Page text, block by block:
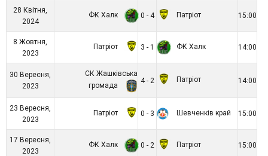
28 Квітня,
2024
ФК Халк 0 - 4 Патріот 15:00
8 Жовтня,
2023
Патріот 3 - 1 ФК Халк 14:00
30 Вересня,
2023
СК Жашківська
громада
4 - 2 Патріот 14:00
23 Вересня,
2023
Патріот 0 - 3 Шевченків край 15:00
17 Вересня,
2023
ФК Халк 0 - 2 Патріот 15:00